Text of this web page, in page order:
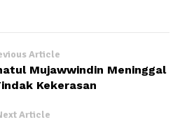
Article
Mujawwindin Meninggal
Kekerasan
Article